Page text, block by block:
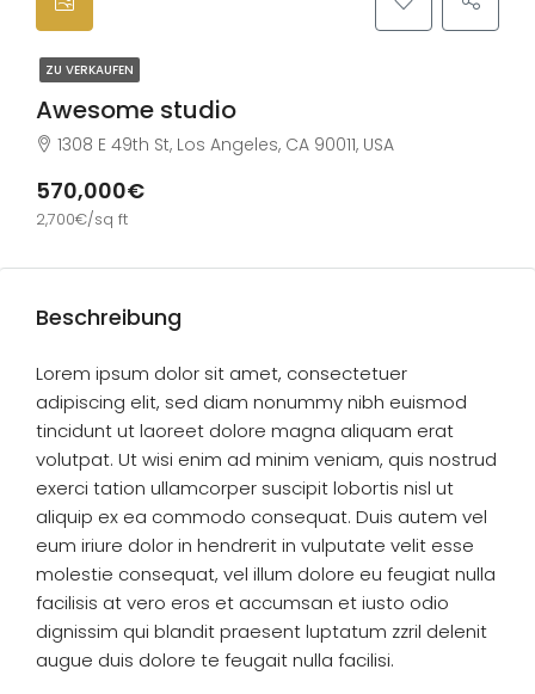
ZU VERKAUFEN
Awesome studio
1308 E 49th St, Los Angeles, CA 90011, USA
570,000€
2,700€/sq ft
Beschreibung
Lorem ipsum dolor sit amet, consectetuer
adipiscing elit, sed diam nonummy nibh euismod
tincidunt ut laoreet dolore magna aliquam erat
volutpat. Ut wisi enim ad minim veniam, quis nostrud
exerci tation ullamcorper suscipit lobortis nisl ut
aliquip ex ea commodo consequat. Duis autem vel
eum iriure dolor in hendrerit in vulputate velit esse
molestie consequat, vel illum dolore eu feugiat nulla
facilisis at vero eros et accumsan et iusto odio
dignissim qui blandit praesent luptatum zzril delenit
augue duis dolore te feugait nulla facilisi.